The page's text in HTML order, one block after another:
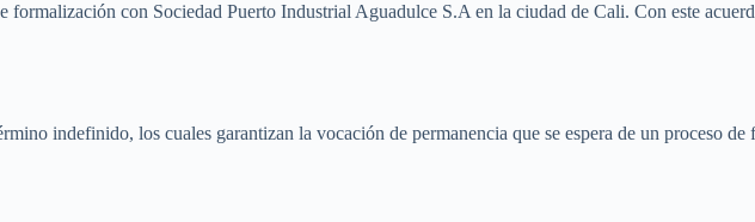
formalización con Sociedad Puerto Industrial Aguadulce S.A en la ciudad de Cali. Con este
indefinido, los cuales garantizan la vocación de permanencia que se espera de un proceso de